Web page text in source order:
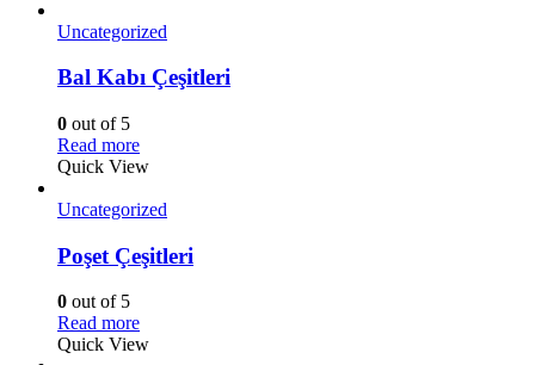
Uncategorized
Bal Kabı Çeşitleri
0 out of 5
Read more
Quick View
Uncategorized
Poşet Çeşitleri
0 out of 5
Read more
Quick View